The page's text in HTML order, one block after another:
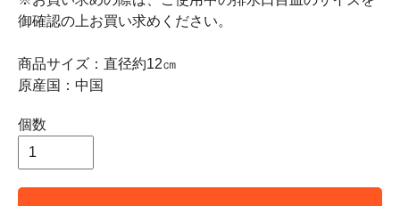
御確認の上お買い求めください。
商品サイズ：直径約12㎝
原産国：中国
個数